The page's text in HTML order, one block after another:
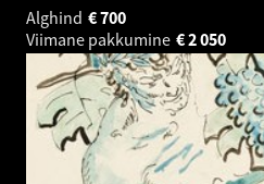
Alghind
700
€
Viimane pakkumine
2 050
€